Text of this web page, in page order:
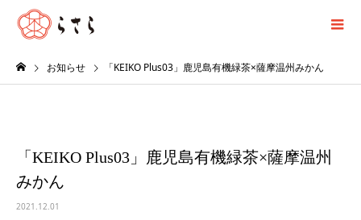
お知らせ 「KEIKO Plus03」鹿児島有機緑茶×薩摩温州みかん
「KEIKO Plus03」鹿児島有機緑茶×薩摩温州
みかん
2021.12.01